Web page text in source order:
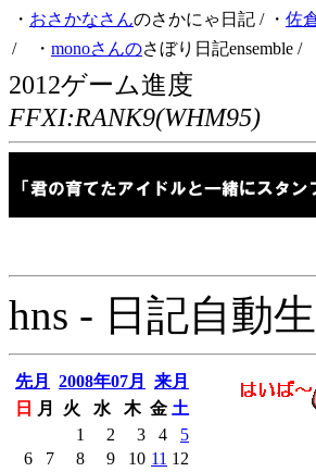
・ おさかなさんのさかにゃ日記 / ・ 佐
/ ・ monoさんのさぼり日記ensemble /
2012ゲーム進度
FFXI:RANK9(WHM95)
hns - 日記自動
先月 2008年07月
来月
日
月 火 水 木 金 土
1
2 3 4
5
6
7 8 9 10 11 12